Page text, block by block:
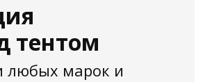
тентом
любых марок и